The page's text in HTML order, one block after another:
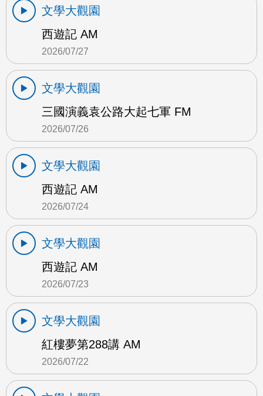
文學大觀園
西遊記 AM
2026/07/27
文學大觀園
三國演義袁公路大起七軍 FM
2026/07/26
文學大觀園
西遊記 AM
2026/07/24
文學大觀園
西遊記 AM
2026/07/23
文學大觀園
紅樓夢第288講 AM
2026/07/22